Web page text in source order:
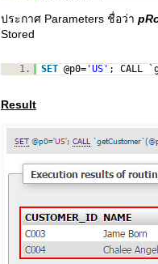
ประกาศ Parameters ชื่อว่า
Stored
1. SET @p0='US' ; CALL
Result